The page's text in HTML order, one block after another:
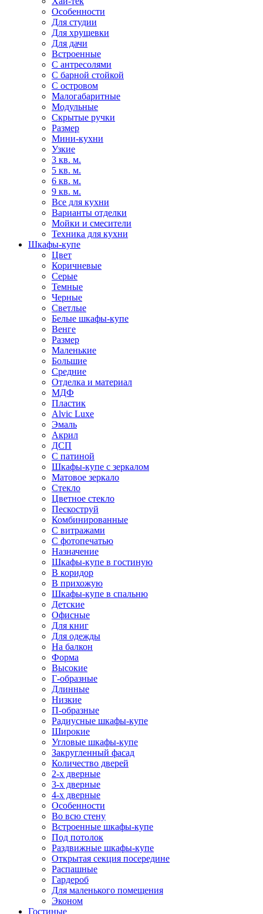
Особенности
Для студии
Для хрущевки
Для дачи
Встроенные
С антресолями
С барной стойкой
С островом
Малогабаритные
Модульные
Скрытые ручки
Размер
Мини-кухни
Узкие
3 кв. м.
5 кв. м.
6 кв. м.
9 кв. м.
Все для кухни
Варианты отделки
Мойки и смесители
Техника для кухни
Шкафы-купе
Цвет
Коричневые
Серые
Темные
Черные
Светлые
Белые шкафы-купе
Венге
Размер
Маленькие
Большие
Средние
Отделка и материал
МДФ
Пластик
Alvic Luxe
Эмаль
Акрил
ДСП
С патиной
Шкафы-купе с зеркалом
Матовое зеркало
Стекло
Цветное стекло
Пескоструй
Комбинированные
С витражами
С фотопечатью
Назначение
Шкафы-купе в гостиную
В коридор
В прихожую
Шкафы-купе в спальню
Детские
Офисные
Для книг
Для одежды
На балкон
Форма
Высокие
Г-образные
Длинные
Низкие
П-образные
Радиусные шкафы-купе
Широкие
Угловые шкафы-купе
Закругленный фасад
Количество дверей
2-х дверные
3-х дверные
4-х дверные
Особенности
Во всю стену
Встроенные шкафы-купе
Под потолок
Раздвижные шкафы-купе
Открытая секция посередине
Распашные
Гардероб
Для маленького помещения
Эконом
Гостиные